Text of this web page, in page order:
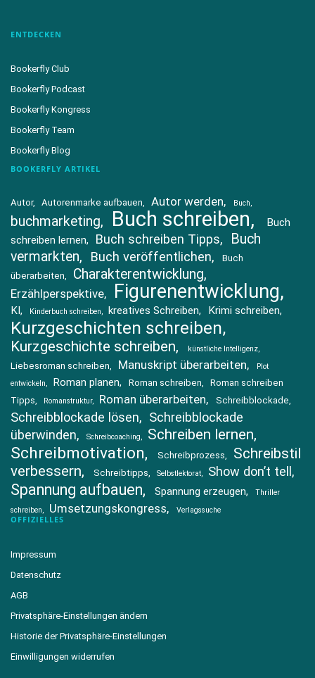
ENTDECKEN
Bookerfly Club
Bookerfly Podcast
Bookerfly Kongress
Bookerfly Team
Bookerfly Blog
BOOKERFLY ARTIKEL
Autor Autorenmarke aufbauen Autor werden Buch
buchmarketing Buch schreiben
Buch
schreiben lernen
Buch schreiben Tipps
Buch
vermarkten
Buch veröffentlichen
Buch
überarbeiten
Charakterentwicklung
Erzählperspektive Figurenentwicklung
KI Kinderbuch schreiben kreatives Schreiben Krimi schreiben
Kurzgeschichten schreiben
Kurzgeschichte schreiben künstliche Intelligenz
Liebesroman schreiben Manuskript überarbeiten
Plot
entwickeln
Roman planen Roman schreiben
Roman schreiben
Tipps
Romanstruktur Roman überarbeiten Schreibblockade
Schreibblockade lösen
Schreibblockade
überwinden
Schreibcoaching Schreiben lernen
Schreibmotivation Schreibprozess
Schreibstil
verbessern
Schreibtipps Selbstlektorat Show don’t tell
Spannung aufbauen Spannung erzeugen
Thriller
schreiben
Umsetzungskongress Verlagssuche
OFFIZIELLES
Impressum
Datenschutz
AGB
Privatsphäre-Einstellungen ändern
Historie der Privatsphäre-Einstellungen
Einwilligungen widerrufen